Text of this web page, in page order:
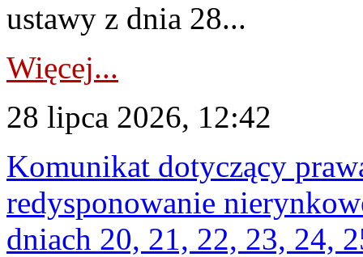
ustawy z dnia 28...
Więcej...
28 lipca 2026, 12:42
Komunikat dotyczący
redysponowanie
dniach 20, 21, 22, 23, 24,